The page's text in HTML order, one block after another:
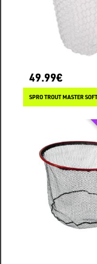
49.99€
SPRO TROUT MASTER